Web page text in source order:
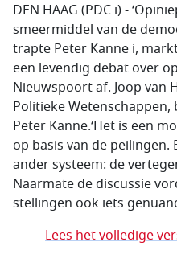
DEN HAAG (PDC i) -
smeermiddel van de
trapte Peter Kanne i,
een levendig debat over
Nieuwspoort af. Joop van
Politieke
Peter Kanne.‘Het is een
op basis van de peilingen.
ander systeem: de
Naarmate de discussie
stellingen ook iets
Lees het volledige